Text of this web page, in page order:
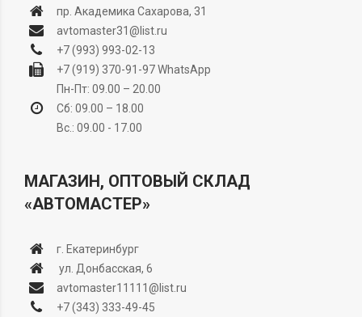
пр. Академика Сахарова, 31
avtomaster31@list.ru
+7 (993) 993-02-13
+7 (919) 370-91-97WhatsApp
Пн-Пт: 09.00 – 20.00
Сб: 09.00 – 18.00
Вс.: 09.00 - 17.00
МАГАЗИН, ОПТОВЫЙ СКЛАД
«АВТОМАСТЕР»
г. Екатеринбург
ул. Донбасская, 6
avtomaster11111@list.ru
+7 (343) 333-49-45